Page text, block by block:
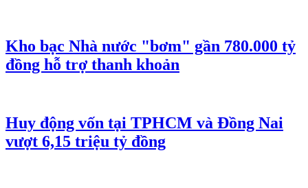
Kho bạc Nhà nước "bơm" gần 780.000 tỷ
đồng hỗ trợ thanh khoản
Huy động vốn tại TPHCM và Đồng Nai
vượt 6,15 triệu tỷ đồng